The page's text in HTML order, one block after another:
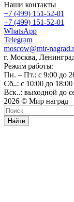
Наши контакты
+7 (499) 151-52-01
+7 (499) 151-52-01
WhatsApp
Telegram
moscow@mir-
г. Москва,
Режим работы:
Пн. – Пт.: с 9:00 до
Сб..: с 10:00 до 18:00
Вск..: выходной до
2026 © Мир наград
Найти